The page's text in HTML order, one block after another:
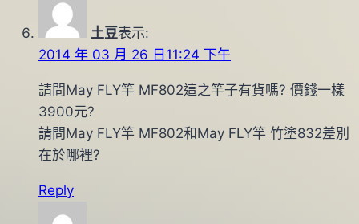
土豆表示:
2014 年 03 月 26 日11:24 下午
請問May FLY竿 MF802這之竿子有貨嗎? 價錢一樣
3900元?
請問May FLY竿 MF802和May FLY竿 竹塗832差別
在於哪裡?
Reply